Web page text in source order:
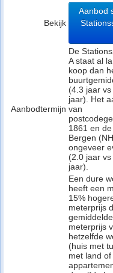
Bekijk
Aanbod
Aanbodtermijn
De
A staat al
koop dan
(4.3 jaar
jaar). Het
van
1861 en
Bergen
ongeveer
(2.0 jaar
jaar).
Een dure
heeft een
15%
meterprijs
gemiddelde
meterprijs
hetzelfde
(huis met
met land of